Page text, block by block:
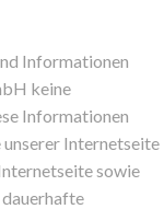
Informationen
keine
Informationen
Internetseite
sowie